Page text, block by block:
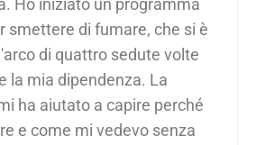
Ho iniziato un programma
smettere di fumare, che si è
di quattro sedute volte
la mia dipendenza. La
ha aiutato a capire perché
e come mi vedevo senza